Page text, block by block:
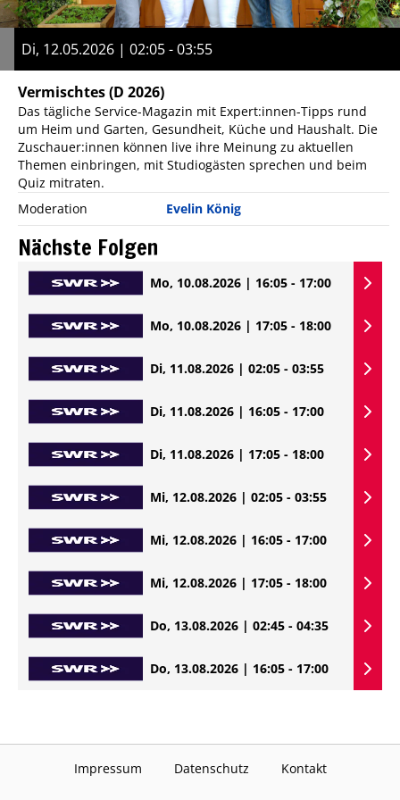
Di, 12.05.2026 | 02:05 - 03:55
Vermischtes(D 2026)
Das tägliche Service-Magazin mit Expert:innen-Tipps rund
um Heim und Garten, Gesundheit, Küche und Haushalt. Die
Zuschauer:innen können live ihre Meinung zu aktuellen
Themen einbringen, mit Studiogästen sprechen und beim
Quiz mitraten.
Moderation
Evelin König
Nächste Folgen
Mo, 10.08.2026 | 16:05 - 17:00
Mo, 10.08.2026 | 17:05 - 18:00
Di, 11.08.2026 | 02:05 - 03:55
Di, 11.08.2026 | 16:05 - 17:00
Di, 11.08.2026 | 17:05 - 18:00
Mi, 12.08.2026 | 02:05 - 03:55
Mi, 12.08.2026 | 16:05 - 17:00
Mi, 12.08.2026 | 17:05 - 18:00
Do, 13.08.2026 | 02:45 - 04:35
Do, 13.08.2026 | 16:05 - 17:00
Impressum Datenschutz Kontakt